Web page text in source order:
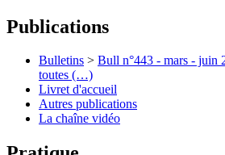
Publications
Bulletins > Bull n°443 - mars - juin
toutes (…)
Livret d'accueil
Autres publications
La chaîne vidéo